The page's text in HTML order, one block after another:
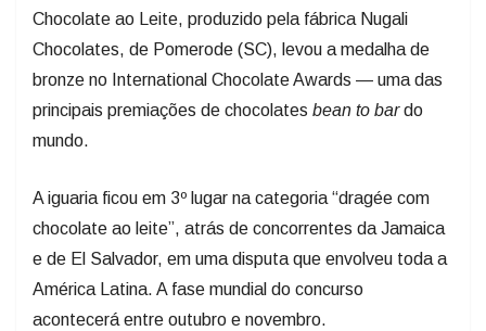
Chocolate ao Leite, produzido pela fábrica Nugali
Chocolates, de Pomerode (SC), levou a medalha de
bronze no International Chocolate Awards — uma das
principais premiações de chocolates bean to bardo
mundo.
A iguaria ficou em 3º lugar na categoria “dragée com
chocolate ao leite”, atrás de concorrentes da Jamaica
e de El Salvador, em uma disputa que envolveu toda a
América Latina. A fase mundial do concurso
acontecerá entre outubro e novembro.